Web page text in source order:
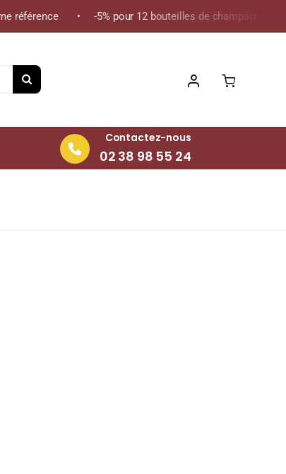
• -5% pour 12 bouteilles de champagne de la
Contactez-nous
02 38 98 55 24